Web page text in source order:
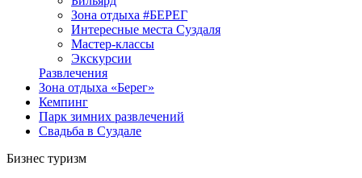
Зона отдыха #БЕРЕГ
Интересные места Суздаля
Мастер-классы
Экскурсии
Развлечения
Зона отдыха «Берег»
Кемпинг
Парк зимних развлечений
Свадьба в Суздале
Бизнес туризм